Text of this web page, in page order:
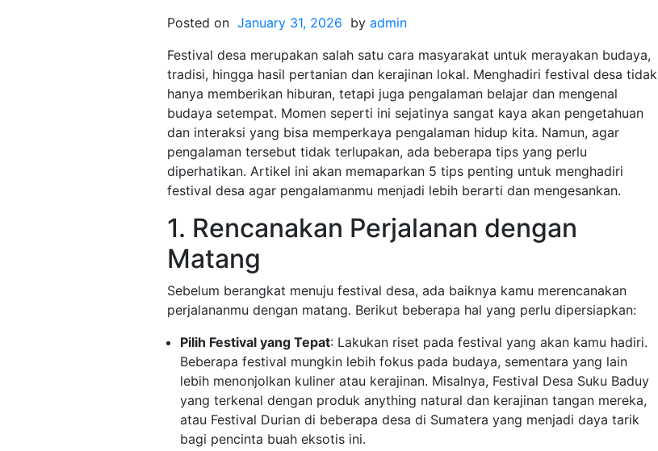
Posted on January 31, 2026 by admin
Festival desa merupakan salah satu cara masyarakat untuk merayakan budaya,
tradisi, hingga hasil pertanian dan kerajinan lokal. Menghadiri festival desa tidak
hanya memberikan hiburan, tetapi juga pengalaman belajar dan mengenal
budaya setempat. Momen seperti ini sejatinya sangat kaya akan pengetahuan
dan interaksi yang bisa memperkaya pengalaman hidup kita. Namun, agar
pengalaman tersebut tidak terlupakan, ada beberapa tips yang perlu
diperhatikan. Artikel ini akan memaparkan 5 tips penting untuk menghadiri
festival desa agar pengalamanmu menjadi lebih berarti dan mengesankan.
1. Rencanakan Perjalanan dengan
Matang
Sebelum berangkat menuju festival desa, ada baiknya kamu merencanakan
perjalananmu dengan matang. Berikut beberapa hal yang perlu dipersiapkan:
Pilih Festival yang Tepat: Lakukan riset pada festival yang akan kamu hadiri.
Beberapa festival mungkin lebih fokus pada budaya, sementara yang lain
lebih menonjolkan kuliner atau kerajinan. Misalnya, Festival Desa Suku Baduy
yang terkenal dengan produk anything natural dan kerajinan tangan mereka,
atau Festival Durian di beberapa desa di Sumatera yang menjadi daya tarik
bagi pencinta buah eksotis ini.